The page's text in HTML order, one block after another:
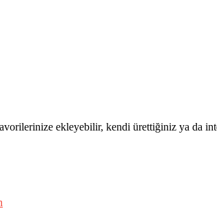
ekleyebilir, kendi ürettiğiniz ya da